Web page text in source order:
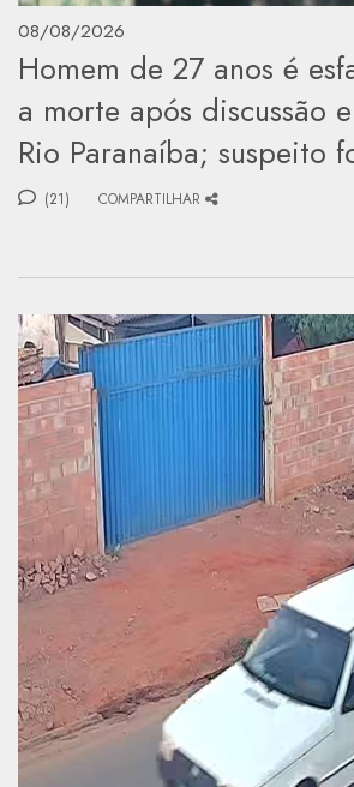
08/08/2026
Homem de 27 anos é
a morte após discussão
Rio Paranaíba; suspeito
(21) COMPARTILHAR